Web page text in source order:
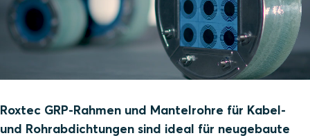
Roxtec GRP-Rahmen und Mantelrohre für Kabel-
und Rohrabdichtungen sind ideal für neugebaute